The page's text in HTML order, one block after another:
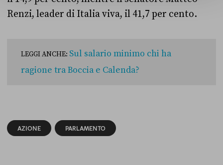
Renzi, leader di Italia viva, il 41,7 per cento.
LEGGI ANCHE: Sul salario minimo chi ha
ragione tra Boccia e Calenda?
AZIONE PARLAMENTO